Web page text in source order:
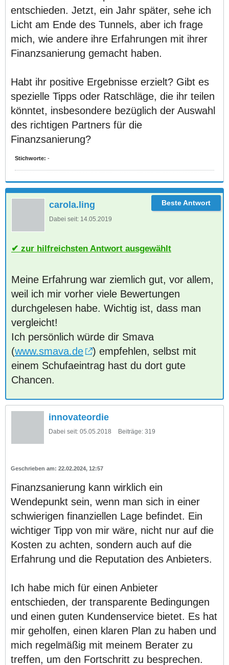
entschieden. Jetzt, ein Jahr später, sehe ich
Licht am Ende des Tunnels, aber ich frage
mich, wie andere ihre Erfahrungen mit ihrer
Finanzsanierung gemacht haben.
Habt ihr positive Ergebnisse erzielt? Gibt es
spezielle Tipps oder Ratschläge, die ihr teilen
könntet, insbesondere bezüglich der Auswahl
des richtigen Partners für die
Finanzsanierung?
Stichworte: -
carola.ling
Dabei seit: 14.05.2019
zur hilfreichsten Antwort ausgewählt
Meine Erfahrung war ziemlich gut, vor allem,
weil ich mir vorher viele Bewertungen
durchgelesen habe. Wichtig ist, dass man
vergleicht!
Ich persönlich würde dir Smava
(www.smava.de
) empfehlen, selbst mit
einem Schufaeintrag hast du dort gute
Chancen.
innovateordie
Dabei seit: 05.05.2018 Beiträge: 319
22.02.2024, 12:57
Finanzsanierung kann wirklich ein
Wendepunkt sein, wenn man sich in einer
schwierigen finanziellen Lage befindet. Ein
wichtiger Tipp von mir wäre, nicht nur auf die
Kosten zu achten, sondern auch auf die
Erfahrung und die Reputation des Anbieters.
Ich habe mich für einen Anbieter
entschieden, der transparente Bedingungen
und einen guten Kundenservice bietet. Es hat
mir geholfen, einen klaren Plan zu haben und
mich regelmäßig mit meinem Berater zu
treffen, um den Fortschritt zu besprechen.